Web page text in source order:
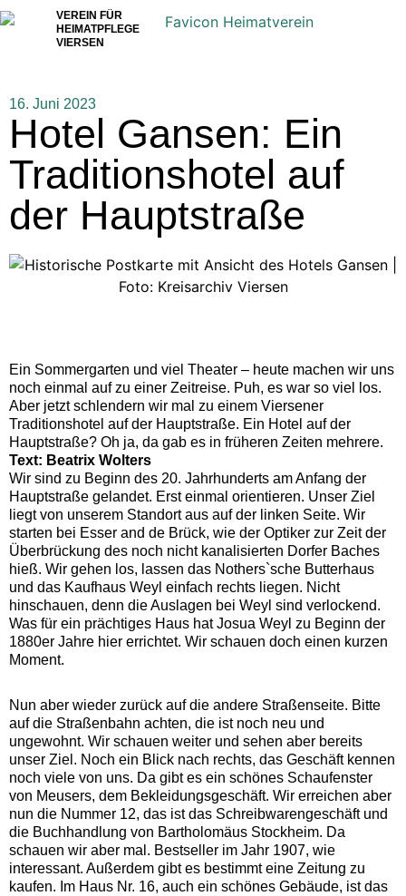
VEREIN FÜR
HEIMATPFLEGE
VIERSEN
16. Juni 2023
Hotel Gansen: Ein
Traditionshotel auf
der Hauptstraße
Ein Sommergarten und viel Theater – heute machen wir uns
noch einmal auf zu einer Zeitreise. Puh, es war so viel los.
Aber jetzt schlendern wir mal zu einem Viersener
Traditionshotel auf der Hauptstraße. Ein Hotel auf der
Hauptstraße? Oh ja, da gab es in früheren Zeiten mehrere.
Text: Beatrix Wolters
Wir sind zu Beginn des 20. Jahrhunderts am Anfang der
Hauptstraße gelandet. Erst einmal orientieren. Unser Ziel
liegt von unserem Standort aus auf der linken Seite. Wir
starten bei Esser and de Brück, wie der Optiker zur Zeit der
Überbrückung des noch nicht kanalisierten Dorfer Baches
hieß. Wir gehen los, lassen das Nothers`sche Butterhaus
und das Kaufhaus Weyl einfach rechts liegen. Nicht
hinschauen, denn die Auslagen bei Weyl sind verlockend.
Was für ein prächtiges Haus hat Josua Weyl zu Beginn der
1880er Jahre hier errichtet. Wir schauen doch einen kurzen
Moment.
Nun aber wieder zurück auf die andere Straßenseite. Bitte
auf die Straßenbahn achten, die ist noch neu und
ungewohnt. Wir schauen weiter und sehen aber bereits
unser Ziel. Noch ein Blick nach rechts, das Geschäft kennen
noch viele von uns. Da gibt es ein schönes Schaufenster
von Meusers, dem Bekleidungsgeschäft. Wir erreichen aber
nun die Nummer 12, das ist das Schreibwarengeschäft und
die Buchhandlung von Bartholomäus Stockheim. Da
schauen wir aber mal. Bestseller im Jahr 1907, wie
interessant. Außerdem gibt es bestimmt eine Zeitung zu
kaufen. Im Haus Nr. 16, auch ein schönes Gebäude, ist das